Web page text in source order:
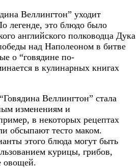
Веллингтон” уходит
легенде, это блюдо было
английского полководца Дука
над Наполеоном в битве
о “говядине по-
в кулинарных книгах
Веллингтон” стала
изменениям и
в некоторых рецептах
обсыпают тесто маком.
этого блюда могут быть
курицы, грибов,
овощей.